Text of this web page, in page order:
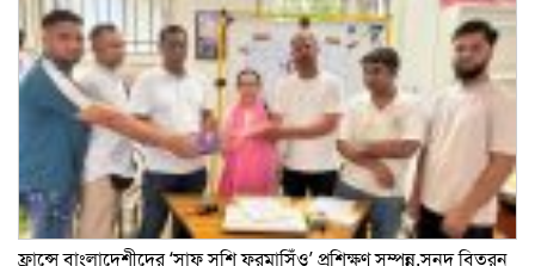
ফ্রান্সে বাংলাদেশীদের ‘সাফ সুশি ফরমাসিঁও’ প্রশিক্ষণ সম্পন্ন,সনদ বিতরন